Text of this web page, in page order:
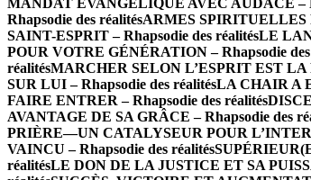
MANDAT ÉVANGÉLIQUE AVEC AUDACE –
Rhapsodie des réalitésARMES SPIRITUELLES
SAINT-ESPRIT – Rhapsodie des réalitésLE
POUR VOTRE GÉNÉRATION – Rhapsodie des
réalitésMARCHER SELON L’ESPRIT EST LA
SUR LUI – Rhapsodie des réalitésLA CHAIR A
FAIRE ENTRER – Rhapsodie des réalités
AVANTAGE DE SA GRÂCE – Rhapsodie des
PRIÈRE—UN CATALYSEUR POUR
VAINCU – Rhapsodie des réalités
réalitésLE DON DE LA JUSTICE ET SA